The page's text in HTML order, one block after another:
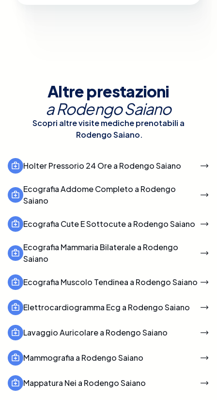
Altre prestazioni
aRodengo Saiano
Scopri altre visite mediche prenotabili a
Rodengo Saiano.
Holter Pressorio 24 Ore a Rodengo Saiano
Ecografia Addome Completo a Rodengo
Saiano
Ecografia Cute E Sottocute a Rodengo Saiano
Ecografia Mammaria Bilaterale a Rodengo
Saiano
Ecografia Muscolo Tendinea a Rodengo Saiano
Elettrocardiogramma Ecg a Rodengo Saiano
Lavaggio Auricolare a Rodengo Saiano
Mammografia a Rodengo Saiano
Mappatura Nei a Rodengo Saiano